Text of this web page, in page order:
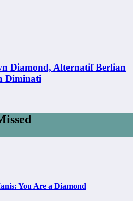
Diamond, Alternatif Berlian
Diminati
You Are a Diamond